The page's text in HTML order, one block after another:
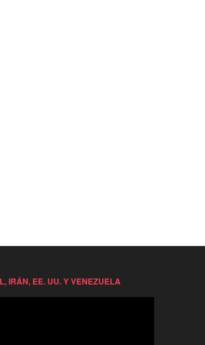
IRÁN, EE. UU. Y VENEZUELA